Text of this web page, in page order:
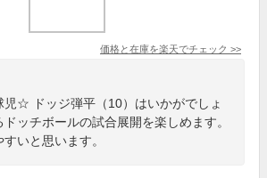
価格と在庫を楽天でチェック >>
児☆ ドッジ弾平（10）はいかがでしょ
ッチボールの試合展開を楽しめます。
いと思います。